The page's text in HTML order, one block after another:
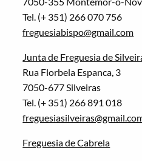
Tel. (+ 351) 266 070 756
freguesiabispo@gmail.com
Junta de Freguesia de
Rua Florbela Espanca, 3
7050-677 Silveiras
Tel. (+ 351) 266 891 018
Freguesia de Cabrela